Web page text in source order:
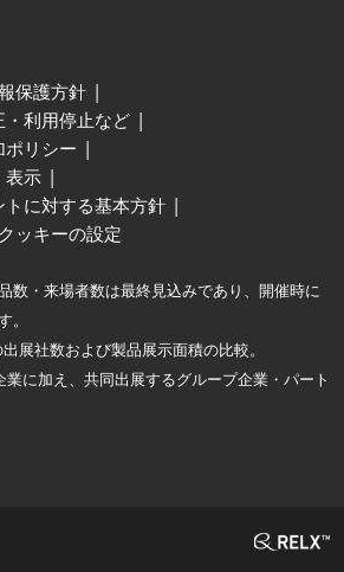
保護方針
利用停止など
ポリシー
表示
に対する基本方針
クッキーの設定
数・来場者数は最終見込みであり、開催時に
展社数および製品展示面積の比較。
に加え、共同出展するグループ企業・パート